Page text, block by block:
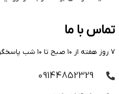
تماس با ما
۷ روز هفته از ۱۰ صبح تا ۱۰ شب پاسخگوی شما عزیزان هستیم
09144852329